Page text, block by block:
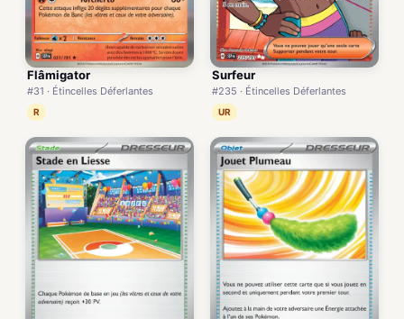
Flâmigator
#31 · Étincelles Déferlantes
R
Surfeur
#235 · Étincelles Déferlantes
UR